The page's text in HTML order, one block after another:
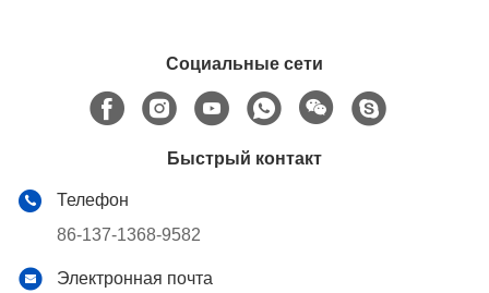
Социальные сети
Быстрый контакт
Телефон
86-137-1368-9582
Электронная почта